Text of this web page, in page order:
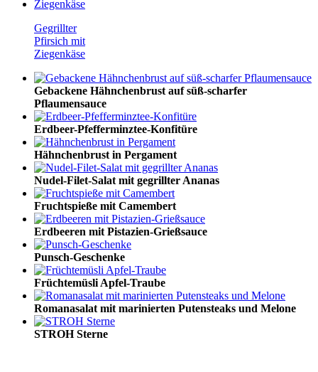
Gegrillter
Pfirsich mit
Ziegenkäse
Gebackene Hähnchenbrust auf süß-scharfer
Pflaumensauce
Erdbeer-Pfefferminztee-Konfitüre
Hähnchenbrust in Pergament
Nudel-Filet-Salat mit gegrillter Ananas
Fruchtspieße mit Camembert
Erdbeeren mit Pistazien-Grießsauce
Punsch-Geschenke
Früchtemüsli Apfel-Traube
Romanasalat mit marinierten Putensteaks und Melone
STROH Sterne